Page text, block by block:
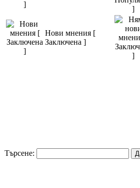
Нови мнения [
Заключена ]
Търсене: